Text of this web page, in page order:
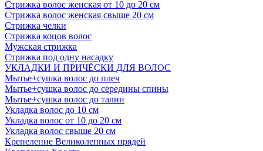
Стрижка волос женская от 10 до 20 см
Стрижка волос женская свыше 20 см
Стрижка челки
Стрижка коцов волос
Мужская стрижка
Стрижка под одну насадку
УКЛАДКИ И ПРИЧЁСКИ ДЛЯ ВОЛОС
Мытье+сушка волос до плеч
Мытье+сушка волос до середины спины
Мытье+сушка волос до талии
Укладка волос до 10 см
Укладка волос от 10 до 20 см
Укладка волос свыше 20 см
Крепеление Великолепных прядей